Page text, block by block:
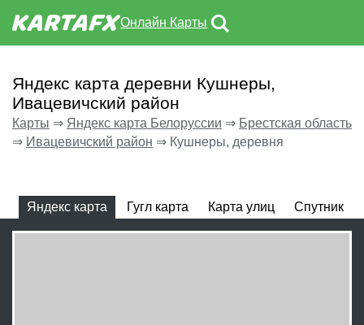
Онлайн Карты
Яндекс карта деревни Кушнеры,
Ивацевичский район
Карты ⇒ Яндекс карта Белоруссии ⇒ Брестская область
⇒ Ивацевичский район ⇒ Кушнеры, деревня
Яндекс карта Гугл карта Карта улиц Спутник